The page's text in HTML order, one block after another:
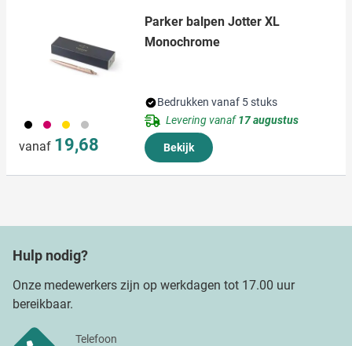
001 017 031 032
vanaf 19,68
Parker balpen Jotter XL
Monochrome
Bedrukken vanaf 5 stuks
Levering vanaf17 augustus
Bekijk
Hulp nodig?
Onze medewerkers zijn op werkdagen tot 17.00 uur
bereikbaar.
Telefoon